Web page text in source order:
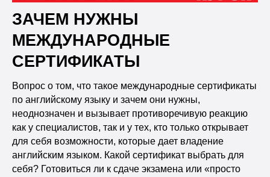
ЗАЧЕМ НУЖНЫ
МЕЖДУНАРОДНЫЕ
СЕРТИФИКАТЫ
Вопрос о том, что такое международные сертификаты
по английскому языку и зачем они нужны,
неоднозначен и вызывает противоречивую реакцию
как у специалистов, так и у тех, кто только открывает
для себя возможности, которые дает владение
английским языком. Какой сертификат выбрать для
себя? Готовиться ли к сдаче экзамена или «просто